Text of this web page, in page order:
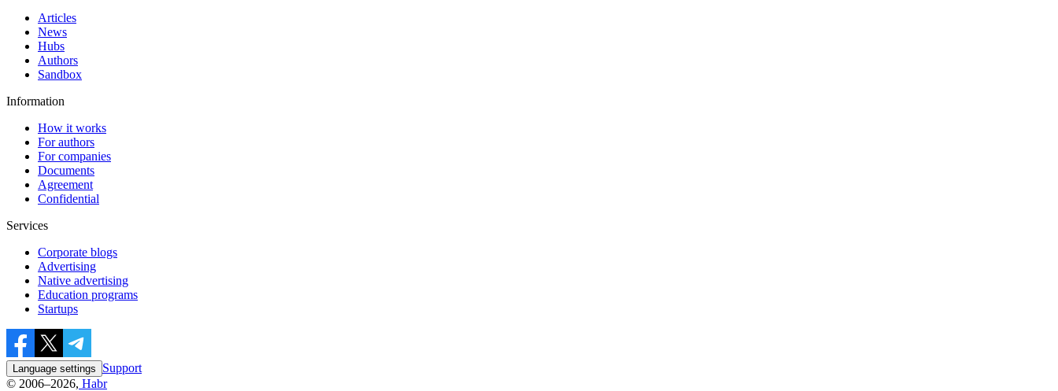
Articles
News
Hubs
Authors
Sandbox
Information
How it works
For authors
For companies
Documents
Agreement
Confidential
Services
Corporate blogs
Advertising
Native advertising
Education programs
Startups
Language settings
Support
© 2006–2026, Habr